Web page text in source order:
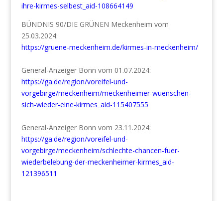
ihre-kirmes-selbest_aid-108664149
BÜNDNIS 90/DIE GRÜNEN Meckenheim vom
25.03.2024:
https://gruene-meckenheim.de/kirmes-in-meckenheim/
General-Anzeiger Bonn vom 01.07.2024:
https://ga.de/region/voreifel-und-
vorgebirge/meckenheim/meckenheimer-wuenschen-
sich-wieder-eine-kirmes_aid-115407555
General-Anzeiger Bonn vom 23.11.2024:
https://ga.de/region/voreifel-und-
vorgebirge/meckenheim/schlechte-chancen-fuer-
wiederbelebung-der-meckenheimer-kirmes_aid-
121396511